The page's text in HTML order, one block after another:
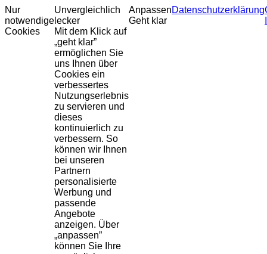
Nur
notwendige
Cookies
Unvergleichlich
lecker
Mit dem Klick auf
„geht klar”
ermöglichen Sie
uns Ihnen über
Cookies ein
verbessertes
Nutzungserlebnis
zu servieren und
dieses
kontinuierlich zu
verbessern. So
können wir Ihnen
bei unseren
Partnern
personalisierte
Werbung und
passende
Angebote
anzeigen. Über
„anpassen”
können Sie Ihre
Anpassen
Geht klar
Datenschutzerklärung